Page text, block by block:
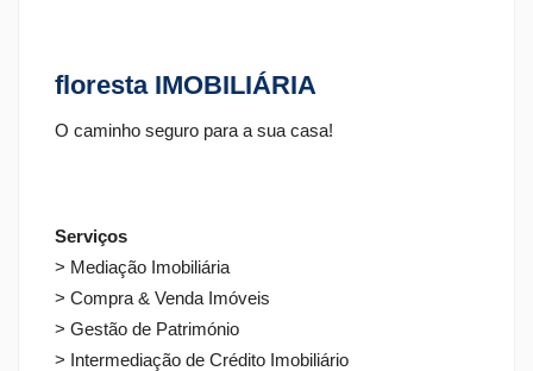
floresta IMOBILIÁRIA
O caminho seguro para a sua casa!
Serviços
> Mediação Imobiliária
> Compra & Venda Imóveis
> Gestão de Património
> Intermediação de Crédito Imobiliário